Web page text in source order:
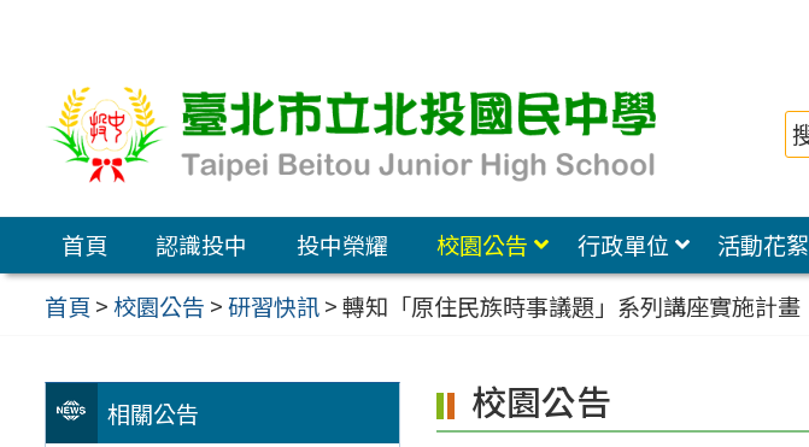
容
區
首頁 認識投中 投中榮耀 校園公告 行政單位 活動花絮
首頁 >校園公告 >研習快訊>轉知「原住民族時事議題」系列講座實施計畫
相關公告 校園公告